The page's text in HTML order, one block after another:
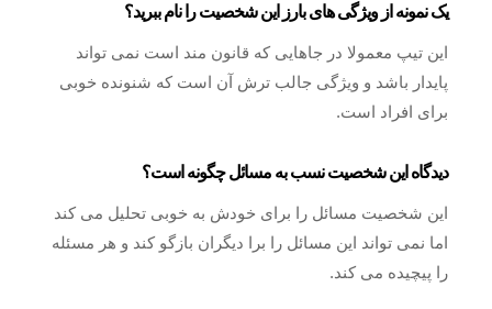
یک نمونه از ویژگی های بارز این شخصیت را نام ببرید؟
این تیپ معمولا در جاهایی که قانون مند است نمی تواند
پایدار باشد و ویژگی جالب ترش آن است که شنونده خوبی
برای افراد است.
دیدگاه این شخصیت نسب به مسائل چگونه است؟
این شخصیت مسائل را برای خودش به خوبی تحلیل می کند
اما نمی تواند این مسائل را برا دیگران بازگو کند و هر مسئله
را پیچیده می کند.